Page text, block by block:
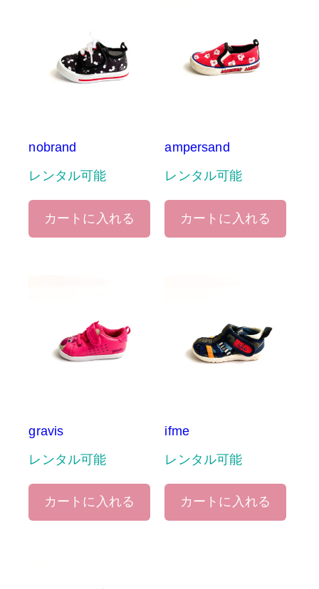
nobrand
レンタル可能
カートに入れる
ampersand
レンタル可能
カートに入れる
gravis
レンタル可能
カートに入れる
ifme
レンタル可能
カートに入れる